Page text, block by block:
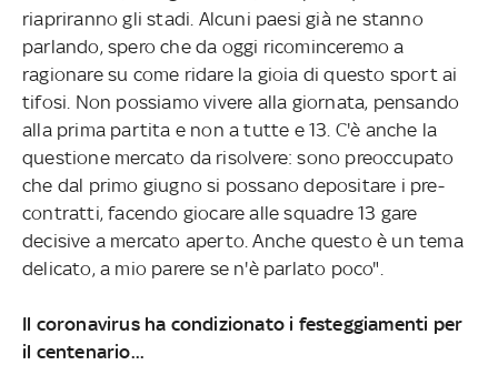
riapriranno gli stadi. Alcuni paesi già ne stanno
parlando, spero che da oggi ricominceremo a
ragionare su come ridare la gioia di questo sport ai
tifosi. Non possiamo vivere alla giornata, pensando
alla prima partita e non a tutte e 13. C'è anche la
questione mercato da risolvere: sono preoccupato
che dal primo giugno si possano depositare i pre-
contratti, facendo giocare alle squadre 13 gare
decisive a mercato aperto. Anche questo è un tema
delicato, a mio parere se n'è parlato poco".
Il coronavirus ha condizionato i festeggiamenti per
il centenario...